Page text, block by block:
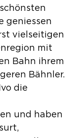
geniessen
vielseitigen
mit
Bahn ihrem
Bähnler.
die
und haben